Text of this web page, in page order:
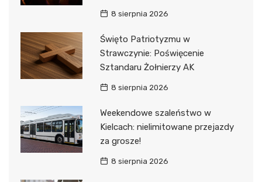
8 sierpnia 2026
Święto Patriotyzmu w
Strawczynie: Poświęcenie
Sztandaru Żołnierzy AK
8 sierpnia 2026
Weekendowe szaleństwo w
Kielcach: nielimitowane przejazdy
za grosze!
8 sierpnia 2026